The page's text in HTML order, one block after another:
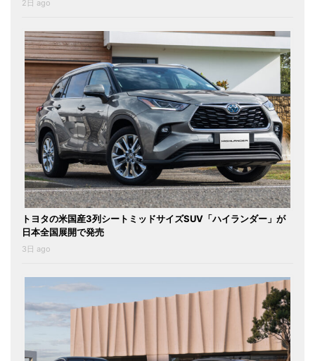
2日 ago
トヨタの米国産3列シートミッドサイズSUV「ハイランダー」が
日本全国展開で発売
3日 ago